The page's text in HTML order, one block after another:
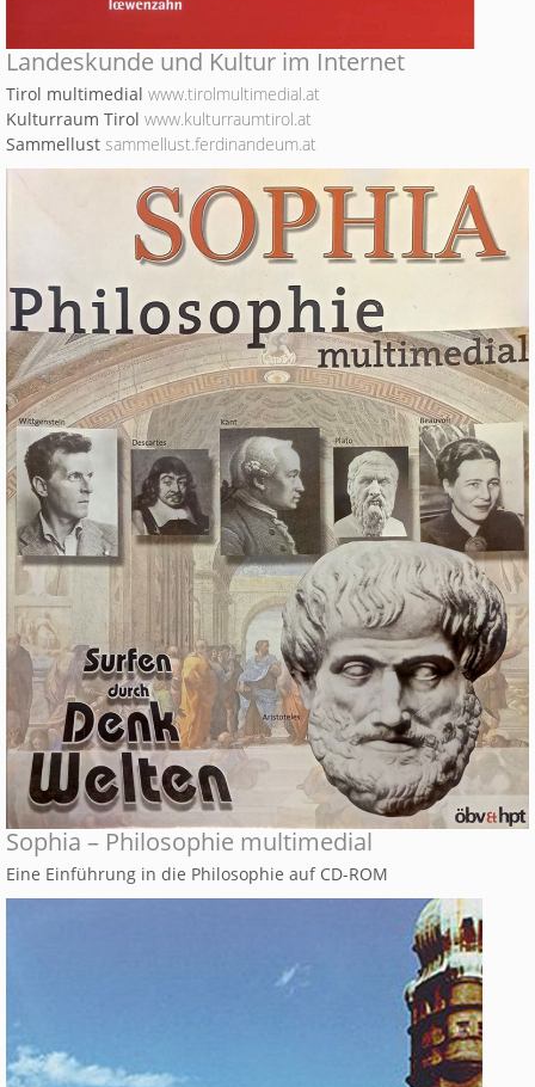
Landeskunde und Kultur im Internet
Tirol multimedial www.tirolmultimedial.at
Kulturraum Tirol www.kulturraumtirol.at
Sammellust sammellust.ferdinandeum.at
Sophia – Philosophie multimedial
Eine Einführung in die Philosophie auf CD-ROM